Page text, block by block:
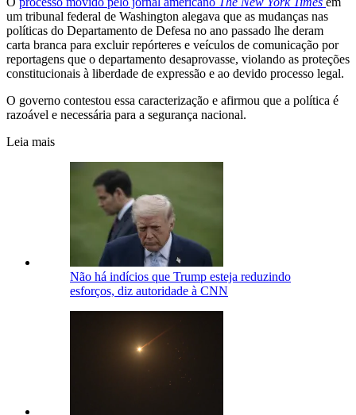
um tribunal federal de Washington alegava que as mudanças nas
políticas do Departamento de Defesa no ano passado lhe deram
carta branca para excluir repórteres e veículos de comunicação por
reportagens que o departamento desaprovasse, violando as proteções
constitucionais à liberdade de expressão e ao devido processo legal.
O governo contestou essa caracterização e afirmou que a política é
razoável e necessária para a segurança nacional.
Leia mais
Não há indícios que Trump esteja reduzindo
esforços, diz autoridade à CNN